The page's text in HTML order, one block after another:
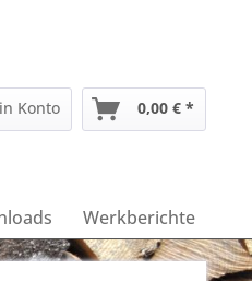
Konto 0,00 € *
Werkberichte